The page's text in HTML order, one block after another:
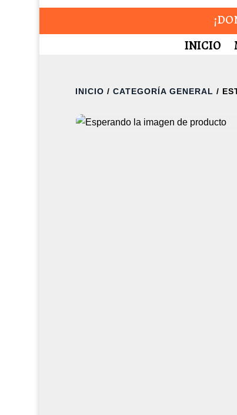
INICIO
INICIO / CATEGORÍA GENERAL /